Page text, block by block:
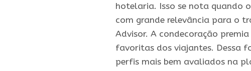
hotelaria. Isso se nota quando
com grande relevância para o
Advisor. A condecoração
favoritas dos viajantes. Dessa
perfis mais bem avaliados na